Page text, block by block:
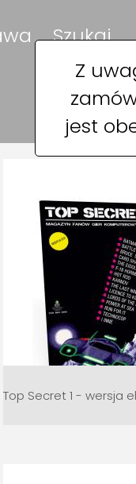
Z
jest
Szukaj
Top Secret 1 - wersja